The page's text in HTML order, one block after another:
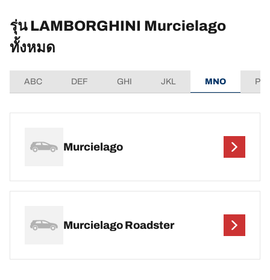
รุ่น LAMBORGHINI Murcielago
ทั้งหมด
ABC DEF GHI JKL MNO
Murcielago
Murcielago Roadster